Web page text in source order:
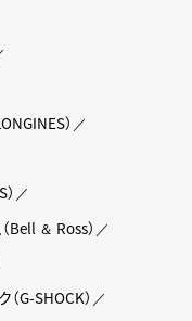
）
Bell ＆ Ross）
G-SHOCK）